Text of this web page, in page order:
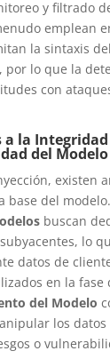
y filtrado
emplean
la sintaxis
por lo que la
con
a la
del Modelo
existen
base del
buscan
lo
datos de
en la fase
del Modelo
los
o